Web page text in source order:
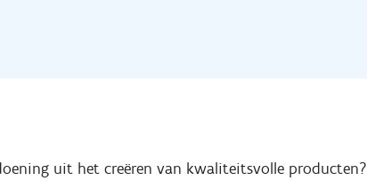
uit het creëren van kwaliteitsvolle producten?